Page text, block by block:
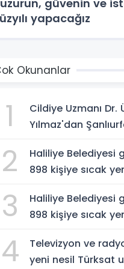
güvenin ve
yapacağız
Okunanlar
1
Cildiye Uzmanı Dr.
Yılmaz'dan
Kış Koruyun"
2
Haliliye Belediyesi
898 kişiye sıcak
3
Haliliye Belediyesi
898 kişiye sıcak
4
Televizyon ve
yeni nesil Türksat